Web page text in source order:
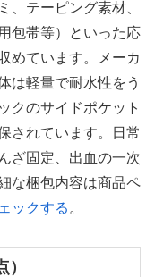
、テーピング素材、
包帯等）といった応
めています。メーカ
は軽量で耐水性をう
クのサイドポケット
されています。日常
ざ固定、出血の一次
な梱包内容は商品ペ
ックする 。